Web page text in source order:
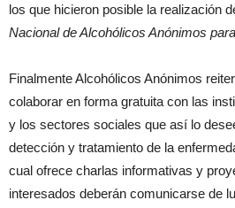
los que hicieron posible la realización
Nacional de Alcohólicos Anónimos
Finalmente Alcohólicos Anónimos
colaborar en forma gratuita con las
y los sectores sociales que así lo
detección y tratamiento de la
cual ofrece charlas informativas y
interesados deberán comunicarse de